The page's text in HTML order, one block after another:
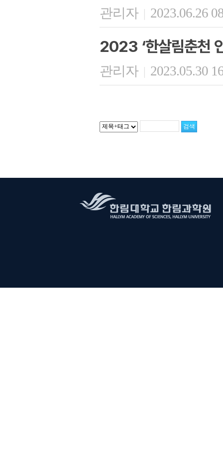
관리자 | 2023.06.26
2023 ‘한살림춘천
관리자 | 2023.05.30